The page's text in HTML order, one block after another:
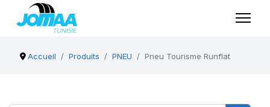
Accueil Produits PNEU Pneu Tourisme Runflat